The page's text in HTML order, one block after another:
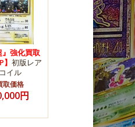
』強化買取
初版レア
コイル
取価格
円